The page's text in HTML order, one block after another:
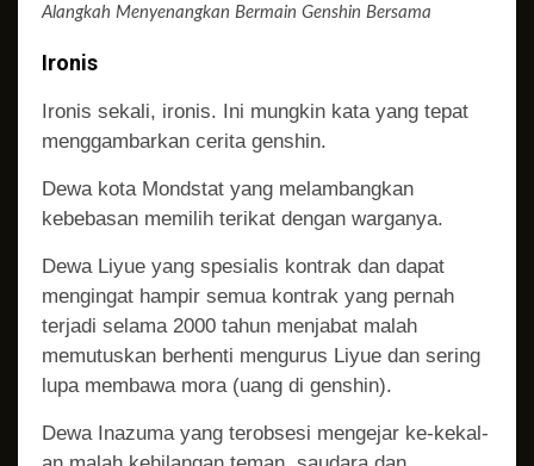
Alangkah Menyenangkan Bermain Genshin Bersama
Ironis
Ironis sekali, ironis. Ini mungkin kata yang tepat
menggambarkan cerita genshin.
Dewa kota Mondstat yang melambangkan
kebebasan memilih terikat dengan warganya.
Dewa Liyue yang spesialis kontrak dan dapat
mengingat hampir semua kontrak yang pernah
terjadi selama 2000 tahun menjabat malah
memutuskan berhenti mengurus Liyue dan sering
lupa membawa mora (uang di genshin).
Dewa Inazuma yang terobsesi mengejar ke-kekal-